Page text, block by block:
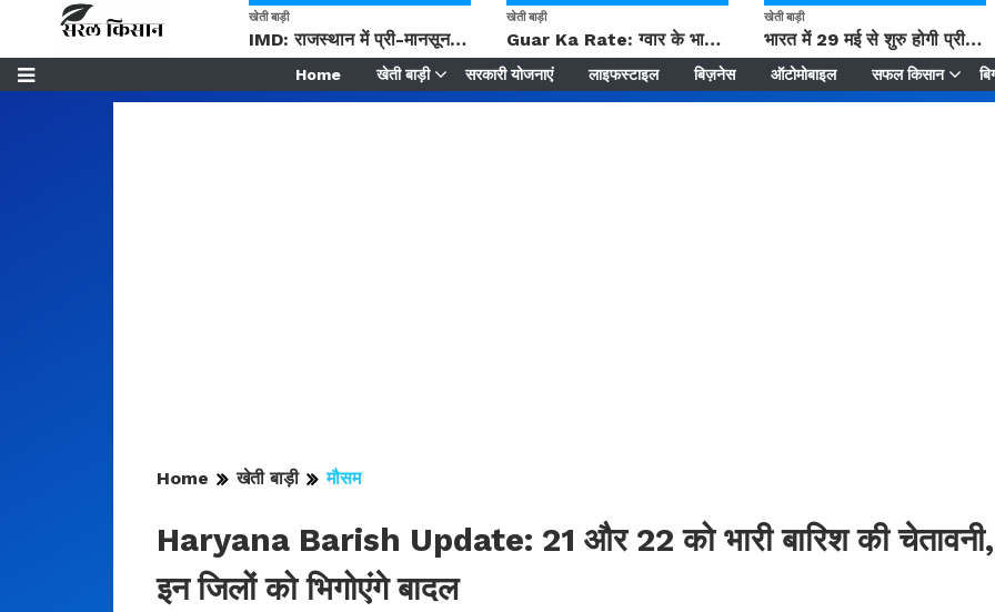
खेती बाड़ी
IMD: राजस्थान में प्री-मानसून की सामान्य से 74% अधिक बारिश, दस्तक में देरी और मानसून कमजोर रहेगा
खेती बाड़ी
Guar Ka Rate: ग्वार के भाव में हल्की बढ़ोतरी, बढ़ सकता है बुवाई का रकबा
खेती बाड़ी
भारत में 29 मई से शुरु होगी प्री-मानसून बारिश, ECMWF विदेशी मौसम एजेंसी का पूर्वानुमान
Home खेती बाड़ी सरकारी योजनाएं लाइफस्टाइल बिज़नेस ऑटोमोबाइल सफल किसान
Home खेती बाड़ी मौसम
Haryana Barish Update: 21 और 22 को भारी बारिश की चेतावनी,
इन जिलों को भिगोएंगे बादल